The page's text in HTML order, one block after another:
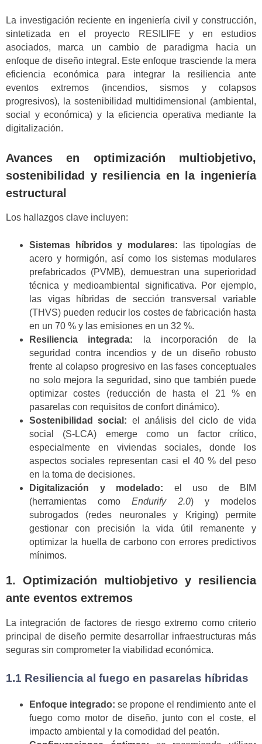
La investigación reciente en ingeniería civil y construcción,
sintetizada en el proyecto RESILIFE y en estudios
asociados, marca un cambio de paradigma hacia un
enfoque de diseño integral. Este enfoque trasciende la mera
eficiencia económica para integrar la resiliencia ante
eventos extremos (incendios, sismos y colapsos
progresivos), la sostenibilidad multidimensional (ambiental,
social y económica) y la eficiencia operativa mediante la
digitalización.
Avances en optimización multiobjetivo,
sostenibilidad y resiliencia en la ingeniería
estructural
Los hallazgos clave incluyen:
Sistemas híbridos y modulares: las tipologías de
acero y hormigón, así como los sistemas modulares
prefabricados (PVMB), demuestran una superioridad
técnica y medioambiental significativa. Por ejemplo,
las vigas híbridas de sección transversal variable
(THVS) pueden reducir los costes de fabricación hasta
en un 70 % y las emisiones en un 32 %.
Resiliencia integrada: la incorporación de la
seguridad contra incendios y de un diseño robusto
frente al colapso progresivo en las fases conceptuales
no solo mejora la seguridad, sino que también puede
optimizar costes (reducción de hasta el 21 % en
pasarelas con requisitos de confort dinámico).
Sostenibilidad social: el análisis del ciclo de vida
social (S-LCA) emerge como un factor crítico,
especialmente en viviendas sociales, donde los
aspectos sociales representan casi el 40 % del peso
en la toma de decisiones.
Digitalización y modelado: el uso de BIM
(herramientas comoEndurify 2.0) y modelos
subrogados (redes neuronales y Kriging) permite
gestionar con precisión la vida útil remanente y
optimizar la huella de carbono con errores predictivos
mínimos.
1. Optimización multiobjetivo y resiliencia
ante eventos extremos
La integración de factores de riesgo extremo como criterio
principal de diseño permite desarrollar infraestructuras más
seguras sin comprometer la viabilidad económica.
1.1 Resiliencia al fuego en pasarelas híbridas
Enfoque integrado: se propone el rendimiento ante el
fuego como motor de diseño, junto con el coste, el
impacto ambiental y la comodidad del peatón.